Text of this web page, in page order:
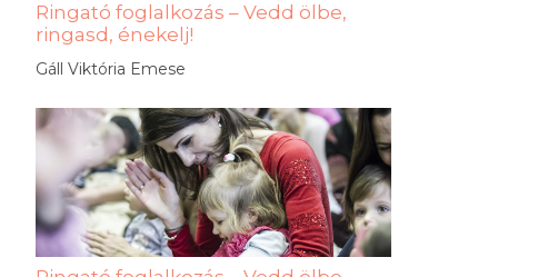
Ringató foglalkozás – Vedd ölbe,
ringasd, énekelj!
Gáll Viktória Emese